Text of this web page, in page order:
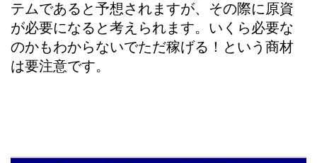
テムであると予想されますが、その際に原資
が必要になると考えられます。いくら必要な
のかもわからないでただ稼げる！という商材
は要注意です。